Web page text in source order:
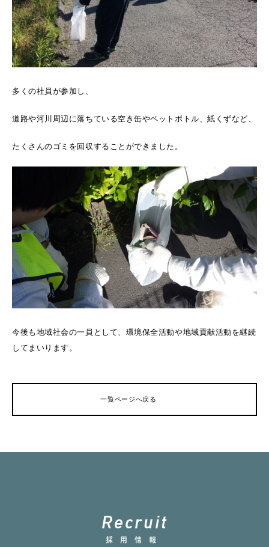
多くの社員が参加し、
道路や河川周辺に落ちている空き缶やペットボトル、紙くずなど、
たくさんのゴミを回収することができました。
今後も地域社会の一員として、環境保全活動や地域貢献活動を継続
してまいります。
一覧ページへ戻る
Recruit
採用情報